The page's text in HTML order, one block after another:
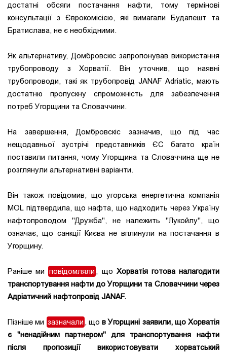
достатні обсяги постачання нафти, тому термінові
консультації з Єврокомісією, які вимагали Будапешт та
Братислава, не є необхідними.
Як альтернативу, Домбровскіс запропонував використання
трубопроводу з Хорватії. Він уточнив, що наявні
трубопроводи, такі як трубопровід JANAF Adriatic, мають
достатню пропускну спроможність для забезпечення
потреб Угорщини та Словаччини.
На завершення, Домбровскіс зазначив, що під час
нещодавньої зустрічі представників ЄС багато країн
поставили питання, чому Угорщина та Словаччина ще не
розглянули альтернативні варіанти.
Він також повідомив, що угорська енергетична компанія
MOL підтвердила, що нафта, що надходить через Україну
нафтопроводом "Дружба", не належить "Лукойлу", що
означає, що санкції Києва не вплинули на постачання в
Угорщину.
Раніше ми повідомляли , що Хорватія готова налагодити
транспортування нафти до Угорщини та Словаччини через
Адріатичний нафтопровід JANAF.
Пізніше ми зазначали , що в Угорщині заявили, що Хорватія
є "ненадійним партнером" для транспортування нафти
після пропозиції використовувати хорватський